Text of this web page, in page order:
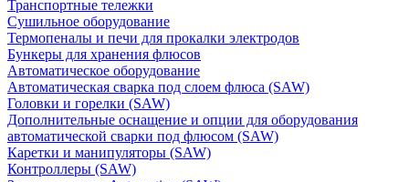
Транспортные тележки
Сушильное оборудование
Термопеналы и печи для прокалки электродов
Бункеры для хранения флюсов
Автоматическое оборудование
Автоматическая сварка под слоем флюса (SAW)
Головки и горелки (SAW)
Дополнительные оснащение и опции для оборудования
автоматической сварки под флюсом (SAW)
Каретки и манипуляторы (SAW)
Контроллеры (SAW)